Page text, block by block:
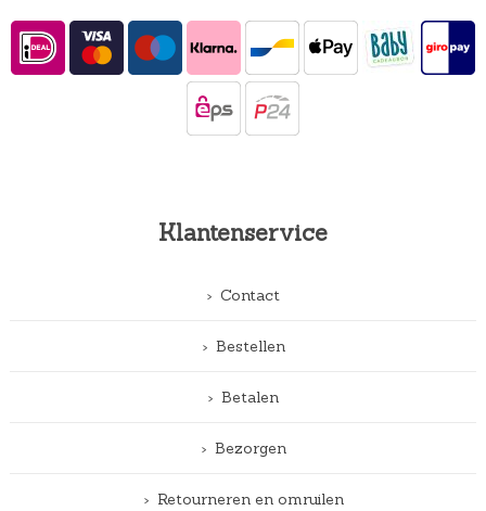
Klantenservice
Contact
Bestellen
Betalen
Bezorgen
Retourneren en omruilen